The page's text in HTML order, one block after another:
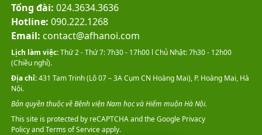
Tổng đài: 024.3634.3636
Hotline: 090.222.1268
Email: contact@afhanoi.com
This site is protected by reCAPTCHA and the GooglePrivacy
PolicyandTerms of Serviceapply.
Lịch làm việc:Thứ 2 - Thứ 7: 7h30 - 17h00 l Chủ Nhật: 7h30 - 12h00
(Chiều nghỉ).
Địa chỉ:431 Tam Trinh (Lô 07 – 3A Cụm CN Hoàng Mai), P. Hoàng Mai, Hà
Nội.
Bản quyền thuộc về Bệnh viện Nam học và Hiếm muộn Hà Nội.